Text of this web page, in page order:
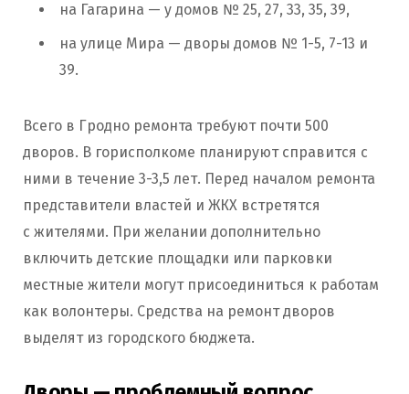
на Гагарина — у домов № 25, 27, 33, 35, 39,
на улице Мира — дворы домов № 1-5, 7-13 и
39.
Всего в Гродно ремонта требуют почти 500
дворов. В горисполкоме планируют справится с
ними в течение 3-3,5 лет. Перед началом ремонта
представители властей и ЖКХ встретятся
с жителями. При желании дополнительно
включить детские площадки или парковки
местные жители могут присоединиться к работам
как волонтеры. Средства на ремонт дворов
выделят из городского бюджета.